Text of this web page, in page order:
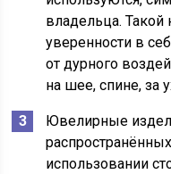
владельца. Такой
уверенности в
от дурного
на шее, спине, за
Ювелирные
использовании